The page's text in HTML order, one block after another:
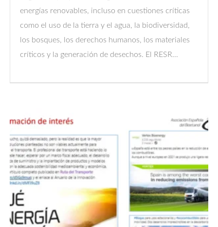
energías renovables, incluso en cuestiones críticas
como el uso de la tierra y el agua, la biodiversidad,
los bosques, los derechos humanos, los materiales
críticos y la generación de desechos. El RESR...